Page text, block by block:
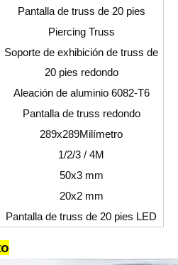
Pantalla de truss de 20 pies
Piercing Truss
Soporte de exhibición de truss de
20 pies redondo
Aleación de aluminio 6082-T6
Pantalla de truss redondo
289x289Milímetro
1/2/3 / 4M
50x3 mm
20x2 mm
Pantalla de truss de 20 pies LED